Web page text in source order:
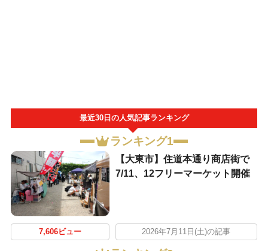
最近30日の人気記事ランキング
ランキング1
【大東市】住道本通り商店街で
7/11、12フリーマーケット開催
7,606ビュー 2026年7月11日(土)の記事